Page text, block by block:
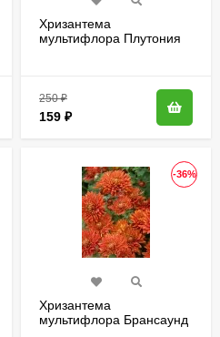
Хризантема
мультифлора Плутония
250₽
159 ₽
-36%
Хризантема
мультифлора Брансаунд